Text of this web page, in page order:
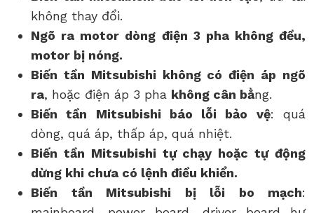
không thay đổi.
Ngõ ra motor dòng điện 3 pha không đều,
motor bị nóng.
Biến tần Mitsubishi không có điện áp ngõ
ra, hoặc điện áp 3 pha không cân bằng.
Biến tần Mitsubishi báo lỗi bảo vệ: quá
dòng, quá áp, thấp áp, quá nhiệt.
Biến tần Mitsubishi tự chạy hoặc tự động
dừng khi chưa có lệnh điều khiển.
Biến tần Mitsubishi bị lỗi bo mạch: